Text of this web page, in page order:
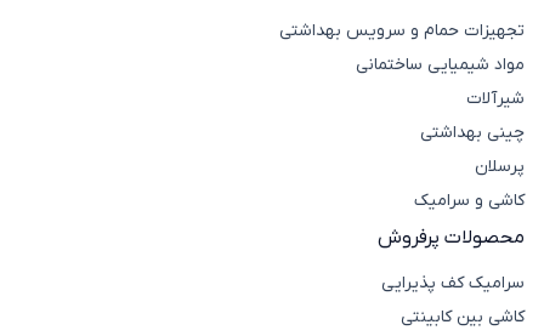
تجهیزات حمام و سرویس بهداشتی
مواد شیمیایی ساختمانی
شیرآلات
چینی بهداشتی
پرسلان
کاشی و سرامیک
محصولات پرفروش
سرامیک کف پذیرایی
کاشی بین کابینتی